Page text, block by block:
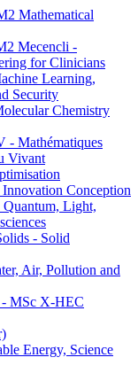
Mathematical
Mecencli -
for Clinicians
Learning,
Security
Chemistry
Mathématiques
Vivant
Conception
Light,
- Solid
Air, Pollution and
- MSc X-HEC
Energy, Science